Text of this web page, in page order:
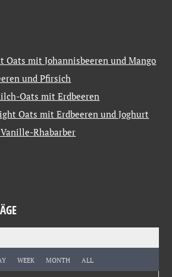
mit Johannisbeeren und Mango
und Pfirsich
Oats mit Erdbeeren
Oats mit Erdbeeren und Joghurt
Rhabarber
WEEK MONTH ALL